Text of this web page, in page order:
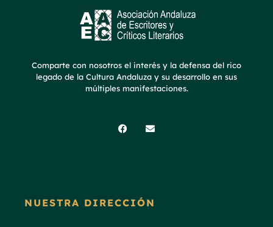
Comparte con nosotros el interés y la defensa del rico
legado de la Cultura Andaluza y su desarrollo en sus
múltiples manifestaciones.
NUESTRA DIRECCIÓN